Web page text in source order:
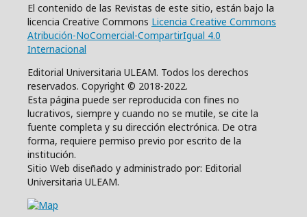
El contenido de las Revistas de este sitio, están bajo la
licencia Creative Commons Licencia Creative Commons
Atribución-NoComercial-CompartirIgual 4.0
Internacional
Editorial Universitaria ULEAM. Todos los derechos
reservados. Copyright © 2018-2022.
Esta página puede ser reproducida con fines no
lucrativos, siempre y cuando no se mutile, se cite la
fuente completa y su dirección electrónica. De otra
forma, requiere permiso previo por escrito de la
institución.
Sitio Web diseñado y administrado por: Editorial
Universitaria ULEAM.